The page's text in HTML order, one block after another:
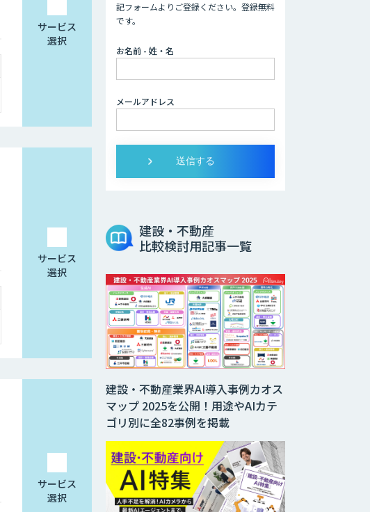
サービス
選択
サービス
選択
サービス
選択
記フォームよりご登録ください。登録無料
です。
お名前 - 姓・名
メールアドレス
建設・不動産
比較検討用記事一覧
建設・不動産業界AI導入事例カオス
マップ 2025を公開！用途やAIカテ
ゴリ別に全82事例を掲載